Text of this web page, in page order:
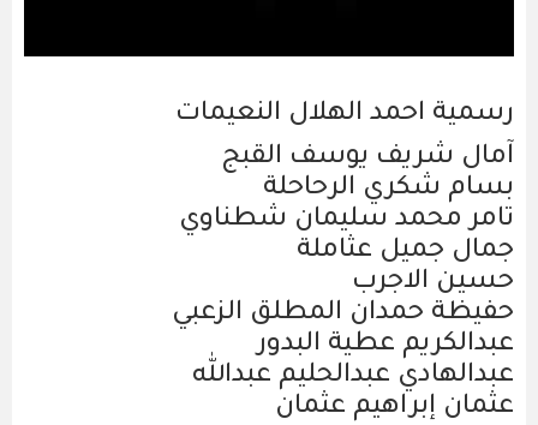
رسمية احمد الهلال النعيمات
آمال شريف يوسف القبج
بسام شكري الرحاحلة
تامر محمد سليمان شطناوي
جمال جميل عثاملة
حسين الاجرب
حفيظة حمدان المطلق الزعبي
عبدالكريم عطية البدور
عبدالهادي عبدالحليم عبدالله
عثمان إبراهيم عثمان